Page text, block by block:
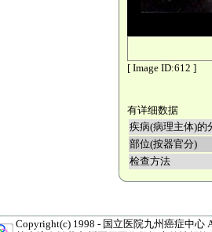
[ Image ID:612 ]
有详细数据
疾病(病理主体)的
部位(按器官分)
检查方法
Copyright(c) 1998 - 国立医院九州癌症中心